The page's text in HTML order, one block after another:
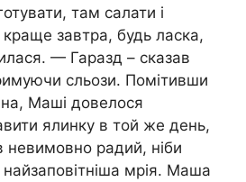
там салати і
завтра, будь ласка,
— Гаразд – сказав
сльози. Помітивши
Маші довелося
ялинку в той же день,
невимовно радий, ніби
найзаповітніша мрія. Маша